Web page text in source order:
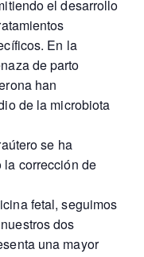
el desarrollo
En la
de parto
han
de la microbiota
se ha
la corrección de
fetal, seguimos
dos
una mayor